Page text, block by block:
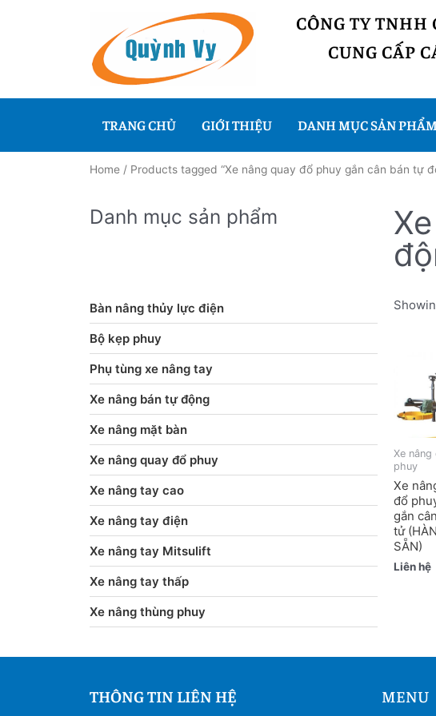
CÔNG TY TNHH
CUNG CẤP
TRANG CHỦ GIỚI THIỆU DANH MỤC SẢN
Home / Products tagged “Xe nâng quay đổ phuy gắn cân bán tự
Danh mục sản phẩm
Bàn nâng thủy lực điện
Bộ kẹp phuy
Phụ tùng xe nâng tay
Xe nâng bán tự động
Xe nâng mặt bàn
Xe nâng quay đổ phuy
Xe nâng tay cao
Xe nâng tay điện
Xe nâng tay Mitsulift
Xe nâng tay thấp
Xe nâng thùng phuy
Xe nâng
phuy
Xe
đổ
gắn
tử
SẴN)
Liên hệ
THÔNG TIN LIÊN HỆ MENU